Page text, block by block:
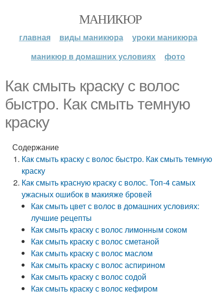
МАНИКЮР
главная виды маникюра
уроки маникюра
маникюр в домашних условиях
фото
Как смыть краску с волос
быстро. Как смыть темную
краску
Содержание
Как смыть краску с волос быстро. Как смыть темную
краску
Как смыть красную краску с волос. Топ-4 самых
ужасных ошибок в макияже бровей
Как смыть цвет с волос в домашних условиях:
лучшие рецепты
Как смыть краску с волос лимонным соком
Как смыть краску с волос сметаной
Как смыть краску с волос маслом
Как смыть краску с волос аспирином
Как смыть краску с волос содой
Как смыть краску с волос кефиром